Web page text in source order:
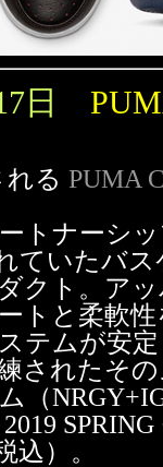
日
れる PUMA
トナーシ
ていたバ
クト。ア
トと柔軟
テムが安
されたそ
（
込）。